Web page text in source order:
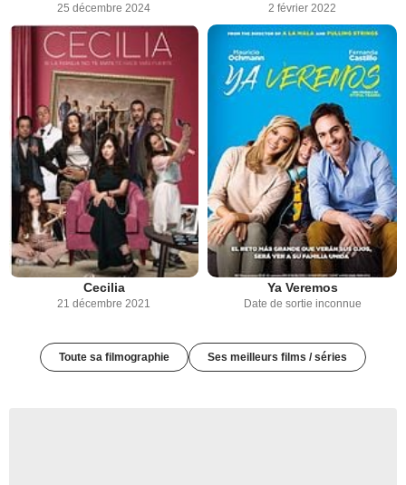
25 décembre 2024 2 février 2022
Cecilia
21 décembre 2021
Ya Veremos
Date de sortie inconnue
Toute sa filmographie Ses meilleurs films / séries